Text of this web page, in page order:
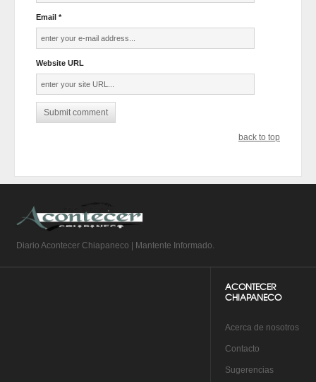
Email *
Website URL
back to top
Diario Acontecer Chiapaneco | Mantente Informado.
ACONTECER
CHIAPANECO
Acerca de nosotros
Contacto
Sugerencias